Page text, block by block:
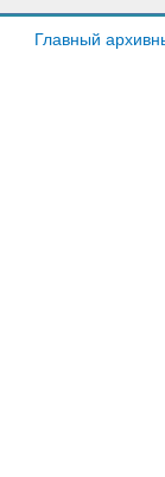
Главный